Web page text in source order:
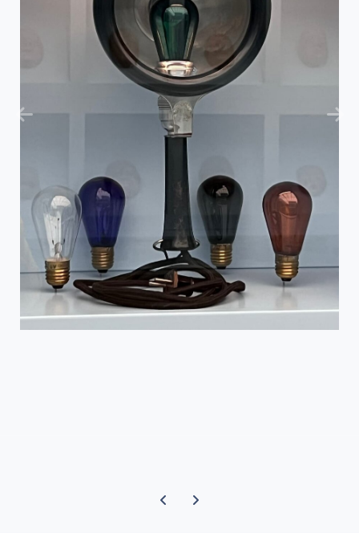
Vorherige Karussell-Folie
Nächste Karussell-Folie